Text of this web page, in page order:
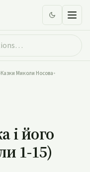
Казки Миколи Носова•
і його
1-15)